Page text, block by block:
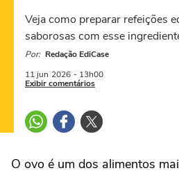
Veja como preparar refeições
saborosas com esse
Por: Redação EdiCase
11 jun 2026 - 13h00
Exibir comentários
O ovo é um dos alimentos